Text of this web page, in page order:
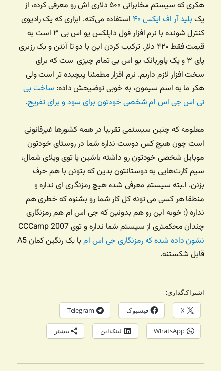
هکری که سیستم مخابراتی ۵۰۰ دلاری اش رو معرفی کرده، از
یک بلید آر اف ایکس ۴۰
استفاده می‌کنه. ابزاری که یک رادیوی
کنترل شونده با نرم افزار فول داپلکس یو اس بی ۳ است به
قیمت فقط ۴۲۰ دلار. ترکیب کردن این با دو تا آنتن و یک رزبری
پای ۳ و یک پاوربانک یو اس بی تمام چیزی است که برای
سخت افزار لازم داریم. نرم افزار مطمئنا پیچیده تر است ولی
هکر ما به اسم سیمون، به خوبی توضیحش داده: ساخت بی
تی اس جی اس ام شخصی خودتون برای سود و برای تفریح.
معلومه که چنین سیستمی تقریبا در همه کشورها غیرقانونی
است چون هیچ کس دوست نداره شما در روستای خودتون
موبایل شخصی خودتون رو داشته باشین یا توی ویلای شمال،
سیم کارت‌هایی به دوستانتون بدین که بتونن با هم حرف
بزنن. البته سیستم معرفی شده هیچ رمزنگاری ای نداره و
منطقا هر کسی می تونه کل کار شما رو بشنوه که خطری هم
نداره (: خوبه این رو هم بدونین که جی اس ام هم رمزنگاری
چندان محکمتری از سیستم شما نداره و توی CCCamp 2007
نشون داده شده که رمزنگاری جی اس ام
با یک رنگین کمان A5
قابل شکستنه.
اشتراک‌گذاری:
X فیسبوک Telegram
WhatsApp لینکداین بیشتر